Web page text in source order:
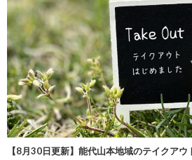
【8月30日更新】能代山本地域のテイクアウ